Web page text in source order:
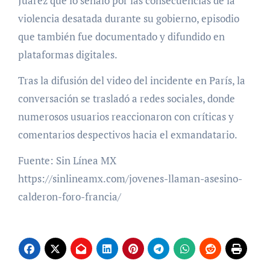
violencia desatada durante su gobierno, episodio
que también fue documentado y difundido en
plataformas digitales.
Tras la difusión del video del incidente en París, la
conversación se trasladó a redes sociales, donde
numerosos usuarios reaccionaron con críticas y
comentarios despectivos hacia el exmandatario.
Fuente: Sin Línea MX
https://sinlineamx.com/jovenes-llaman-asesino-
calderon-foro-francia/